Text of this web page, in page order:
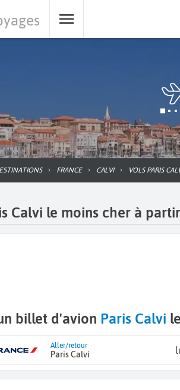
FRANCE CALVI VOLS PARIS
Calvi le moins cher à
billet d'avion Paris Calvi
Aller/retour
Paris Calvi